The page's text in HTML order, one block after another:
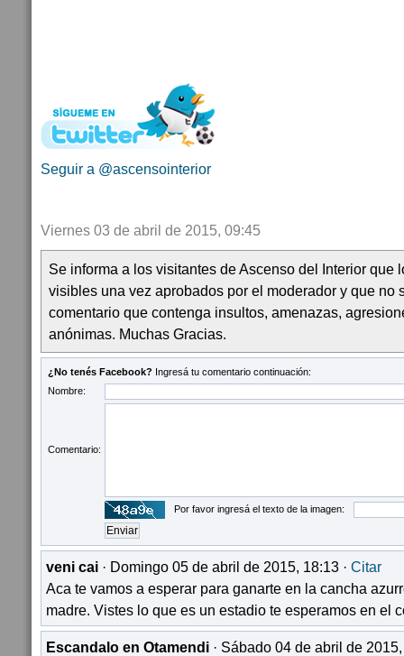
Seguir a @ascensointerior
Viernes 03 de abril de 2015, 09:45
Se informa a los visitantes de Ascenso del Interior que
visibles una vez aprobados por el moderador y que no
comentario que contenga insultos, amenazas,
anónimas. Muchas Gracias.
¿No tenés Facebook? Ingresá tu comentario continuación:
Nombre:
Comentario:
Por favor ingresá el texto de la imagen:
veni cai · Domingo 05 de abril de 2015, 18:13 · Citar
Aca te vamos a esperar para ganarte en la cancha
madre. Vistes lo que es un estadio te esperamos en el
Escandalo en Otamendi · Sábado 04 de abril de